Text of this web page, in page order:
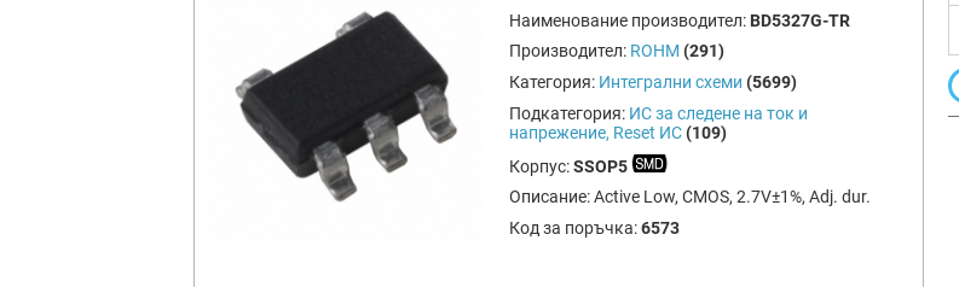
Наименование производител: BD5327G-TR
Производител: ROHM (291)
Категория: Интегрални схеми (5699)
Подкатегория: ИС за следене на ток и
напрежение, Reset ИС (109)
Корпус:SSOP5
Описание:Active Low, CMOS, 2.7V±1%, Adj. dur.
Код за поръчка:6573